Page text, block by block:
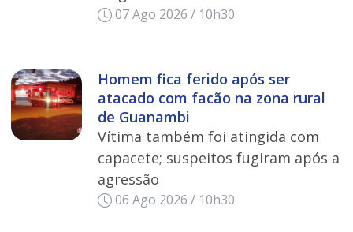
07 Ago 2026 / 10h30
Homem fica ferido após ser
atacado com facão na zona rural
de Guanambi
Vítima também foi atingida com
capacete; suspeitos fugiram após a
agressão
06 Ago 2026 / 10h30